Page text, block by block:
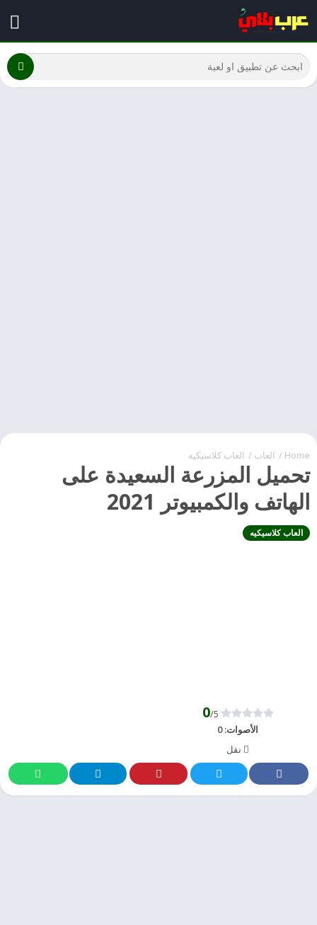
Home
/ العاب / العاب كلاسيكيه
تحميل المزرعة السعيدة على
الهاتف والكمبيوتر 2021
العاب كلاسيكيه
0/5
الأصوات:0
نقل